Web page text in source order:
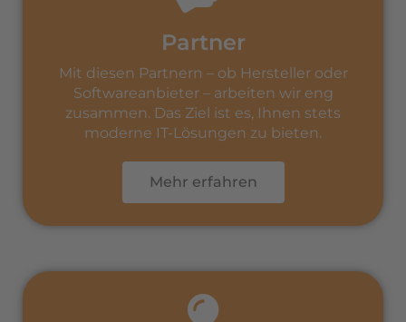
Partner
Mit diesen Partnern – ob Hersteller oder
Softwareanbieter – arbeiten wir eng
zusammen. Das Ziel ist es, Ihnen stets
moderne IT-Lösungen zu bieten.
Mehr erfahren